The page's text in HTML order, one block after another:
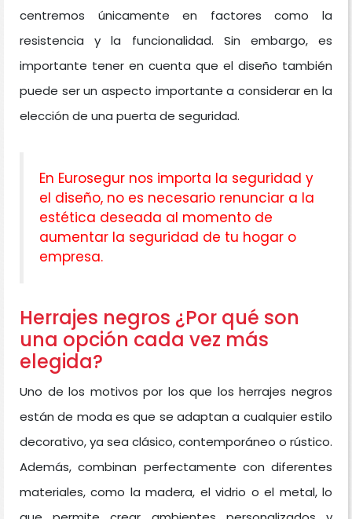
centremos únicamente en factores como la
resistencia y la funcionalidad. Sin embargo, es
importante tener en cuenta que el diseño también
puede ser un aspecto importante a considerar en la
elección de una puerta de seguridad.
En Eurosegur nos importa la seguridad y
el diseño, no es necesario renunciar a la
estética deseada al momento de
aumentar la seguridad de tu hogar o
empresa.
Herrajes negros ¿Por qué son
una opción cada vez más
elegida?
Uno de los motivos por los que los herrajes negros
están de moda es que se adaptan a cualquier estilo
decorativo, ya sea clásico, contemporáneo o rústico.
Además, combinan perfectamente con diferentes
materiales, como la madera, el vidrio o el metal, lo